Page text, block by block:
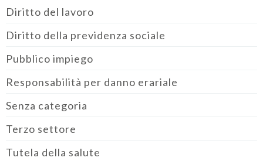
Diritto del lavoro
Diritto della previdenza sociale
Pubblico impiego
Responsabilità per danno erariale
Senza categoria
Terzo settore
Tutela della salute